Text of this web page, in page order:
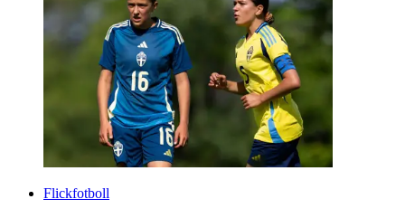
Flickfotboll